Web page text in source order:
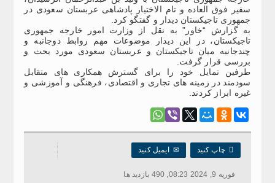
سفیر فوق العاده و تام الاختیار پادشاهی عربستان سعودی در
جمهوری تاجیکستان دیدار و گفتگو کرد.
به گزارش “خاور” به نقل از وزارت امور خارجه جمهوری
تاجیکستان، در این دیدار موضوعات مهم روابط دوجانبه و
چندجانبه میان تاجیکستان و عربستان سعودی مورد بحث و
بررسی قرار گرفت.
طرفین تمایل خود را برای گسترش همکاری های متقابل
سودمند در زمینه های تجاری و اقتصادی، فرهنگی و آموزشی و
غیره ابراز کردند.
 چاپ کنید ✉ایمیل کنید
فوریه 9, 2024 08:23, 490 بازدید ها